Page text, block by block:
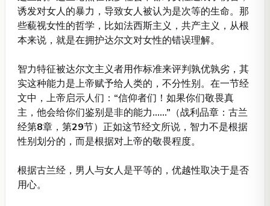
诱发对女人的暴力，导致女人被认为是次等的生命。那
些藐视女性的哲学，比如法西斯主义，共产主义，从根
本来说，就是在拥护达尔文对女性的错误理解。
智力特征被达尔文主义者用作标准来评判孰优孰劣，其
实这种能力是上帝赋予给人类的，不分性别。在一节经
文中，上帝启示人们： “信仰者们！如果你们敬畏真
主，他会给你们鉴别是非的能力……” （战利品章：古兰
经第8章，第29节）正如这节经文所说，智力不是根据
性别划分的，而是根据对上帝的敬畏程度。
根据古兰经，男人与女人是平等的，优越性取决于是否
用心。